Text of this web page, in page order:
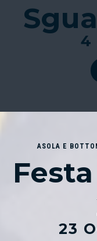
4
ASOLA E
23